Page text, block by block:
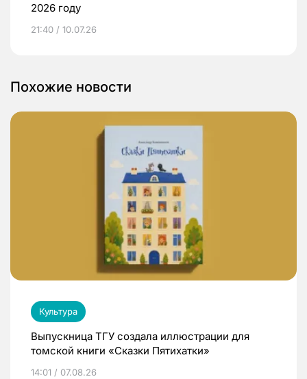
2026 году
21:40 / 10.07.26
Похожие новости
Культура
Выпускница ТГУ создала иллюстрации для
томской книги «Сказки Пятихатки»
14:01 / 07.08.26